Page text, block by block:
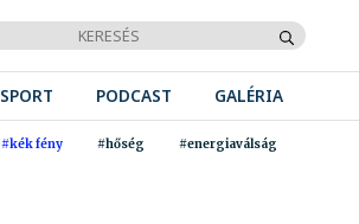
SPORT PODCAST GALÉRIA
#kék fény #hőség #energiaválság